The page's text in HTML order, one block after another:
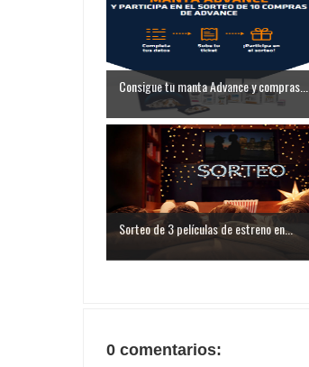
Consigue tu manta Advance y compras...
Sorteo de 3 películas de estreno en...
0 comentarios: